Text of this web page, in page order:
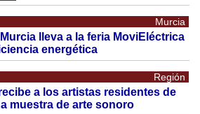
Murcia
lleva a la feria MoviEléctrica
energética
Región
a los artistas residentes de
muestra de arte sonoro